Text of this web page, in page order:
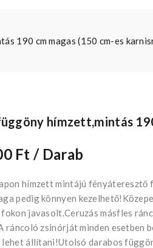
190 cm magas (150 cm-es
hímzett,mintás
Ft / Darab
hímzett mintájú
pedig könnyen
fokon javasolt.Ceruzás másfles
ráncoló zsinórját minden esetben
lehet állítani!Utolsó darabos